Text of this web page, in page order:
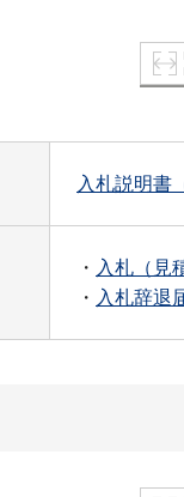
入札説明書
・ 入札（見
・ 入札辞退